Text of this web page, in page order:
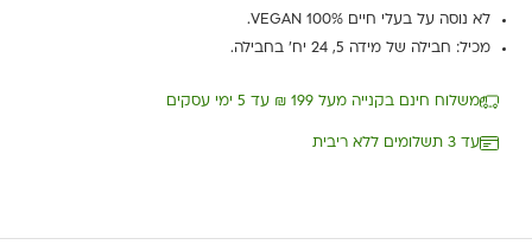
לא נוסה על בעלי חיים VEGAN 100%.
מכיל: חבילה של מידה 5, 24 יח' בחבילה.
משלוח חינם בקנייה מעל 199 ₪ עד 5 ימי עסקים
עד 3 תשלומים ללא ריבית